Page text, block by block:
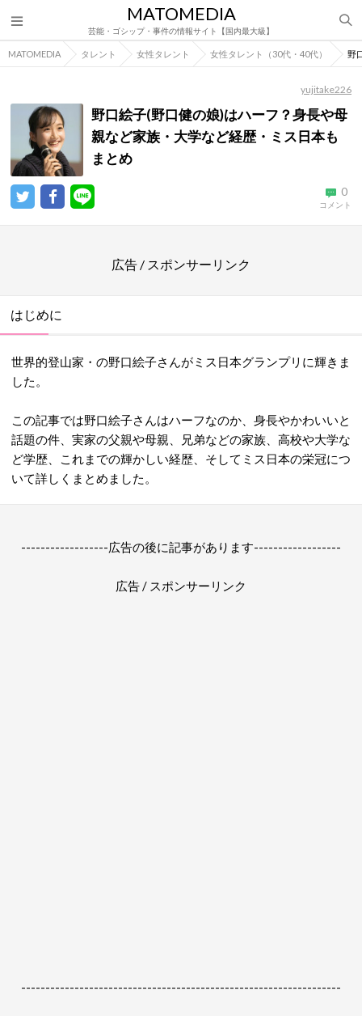
MATOMEDIA
芸能・ゴシップ・事件の情報サイト【国内最大級】
MATOMEDIA タレント 女性タレント 女性タレント（30代・40代） 野
yujitake226
野口絵子(野口健の娘)はハーフ？身長や母
親など家族・大学など経歴・ミス日本も
まとめ
0
コメント
広告 / スポンサーリンク
はじめに
世界的登山家・の野口絵子さんがミス日本グランプリに輝きま
した。
この記事では野口絵子さんはハーフなのか、身長やかわいいと
話題の件、実家の父親や母親、兄弟などの家族、高校や大学な
ど学歴、これまでの輝かしい経歴、そしてミス日本の栄冠につ
いて詳しくまとめました。
------------------広告の後に記事があります------------------
広告 / スポンサーリンク
------------------------------------------------------------------